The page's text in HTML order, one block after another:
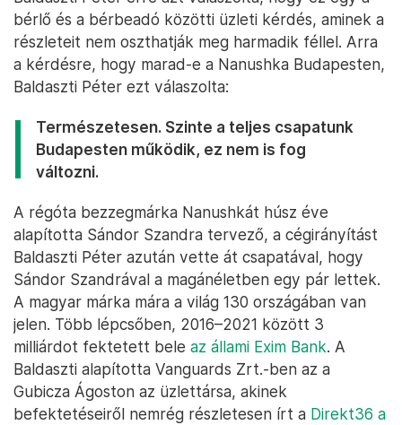
bérlő és a bérbeadó közötti üzleti kérdés, aminek a
részleteit nem oszthatják meg harmadik féllel. Arra
a kérdésre, hogy marad-e a Nanushka Budapesten,
Baldaszti Péter ezt válaszolta:
Természetesen. Szinte a teljes csapatunk
Budapesten működik, ez nem is fog
változni.
A régóta bezzegmárka Nanushkát húsz éve
alapította Sándor Szandra tervező, a cégirányítást
Baldaszti Péter azután vette át csapatával, hogy
Sándor Szandrával a magánéletben egy pár lettek.
A magyar márka mára a világ 130 országában van
jelen. Több lépcsőben, 2016–2021 között 3
milliárdot fektetett bele az állami Exim Bank. A
Baldaszti alapította Vanguards Zrt.-ben az a
Gubicza Ágoston az üzlettársa, akinek
befektetéseiről nemrég részletesen írt a Direkt36 a